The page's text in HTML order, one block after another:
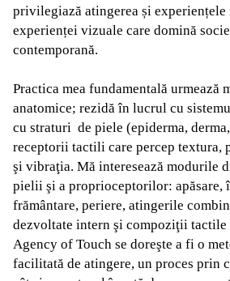
privilegiază atingerea și
experienței vizuale care domină
contemporană.
Practica mea fundamentală urmează
anatomice; rezidă în lucrul cu
cu straturi de piele (epiderma,
receptorii tactili care percep textura,
şi vibraţia. Mă interesează modurile
pielii şi a proprioceptorilor: apăsare,
frământare, periere, atingerile
dezvoltate intern şi compoziţii tactile
Agency of Touch se doreşte a fi o
facilitată de atingere, un proces prin